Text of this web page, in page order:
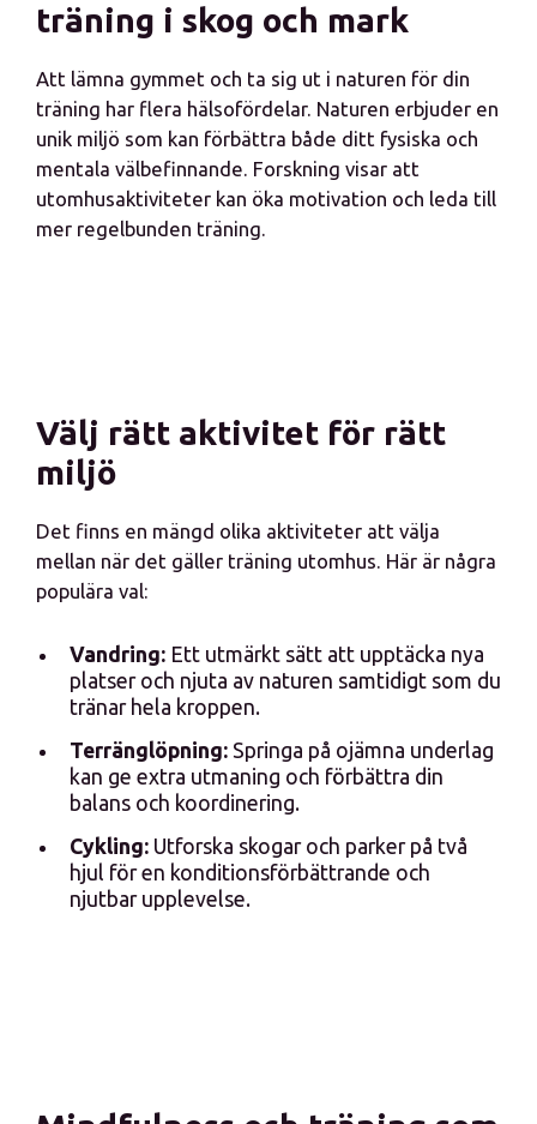
träning i skog och mark
Att lämna gymmet och ta sig ut i naturen för din
träning har flera hälsofördelar. Naturen erbjuder en
unik miljö som kan förbättra både ditt fysiska och
mentala välbefinnande. Forskning visar att
utomhusaktiviteter kan öka motivation och leda till
mer regelbunden träning.
Välj rätt aktivitet för rätt
miljö
Det finns en mängd olika aktiviteter att välja
mellan när det gäller träning utomhus. Här är några
populära val:
Vandring: Ett utmärkt sätt att upptäcka nya
platser och njuta av naturen samtidigt som du
tränar hela kroppen.
Terränglöpning: Springa på ojämna underlag
kan ge extra utmaning och förbättra din
balans och koordinering.
Cykling: Utforska skogar och parker på två
hjul för en konditionsförbättrande och
njutbar upplevelse.